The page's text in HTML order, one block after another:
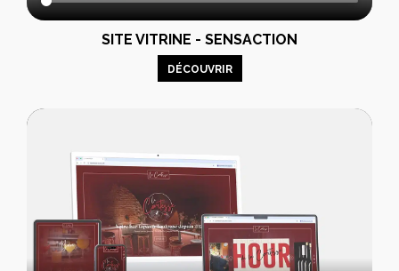
SITE VITRINE - SENSACTION
DÉCOUVRIR